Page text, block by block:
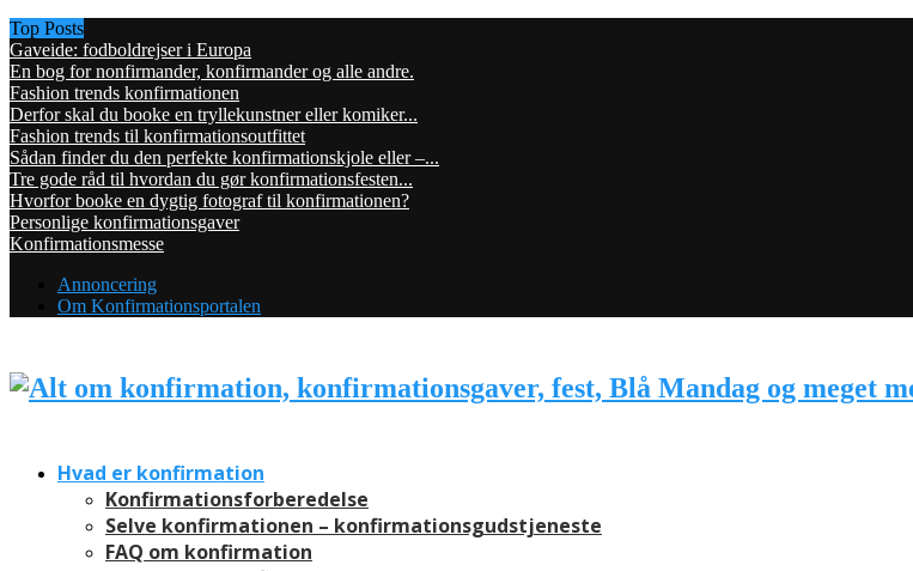
Top Posts
Gaveide: fodboldrejser i Europa
En bog for nonfirmander, konfirmander og alle andre.
Fashion trends konfirmationen
Derfor skal du booke en tryllekunstner eller komiker...
Fashion trends til konfirmationsoutfittet
Sådan finder du den perfekte konfirmationskjole eller –...
Tre gode råd til hvordan du gør konfirmationsfesten...
Hvorfor booke en dygtig fotograf til konfirmationen?
Personlige konfirmationsgaver
Konfirmationsmesse
Annoncering
Om Konfirmationsportalen
Hvad er konfirmation
Konfirmationsforberedelse
Selve konfirmationen – konfirmationsgudstjeneste
FAQ om konfirmation